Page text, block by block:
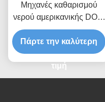
Μηχανές καθαρισμού
νερού αμερικανικής DOW
αντίστροφης όσμωσης
RO με 1000L/H
Πάρτε την καλύτερη
τιμή